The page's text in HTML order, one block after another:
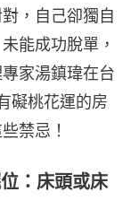
，自己卻獨自
能成功脫單，
家湯鎮瑋在台
礙桃花運的房
禁忌！
：床頭或床